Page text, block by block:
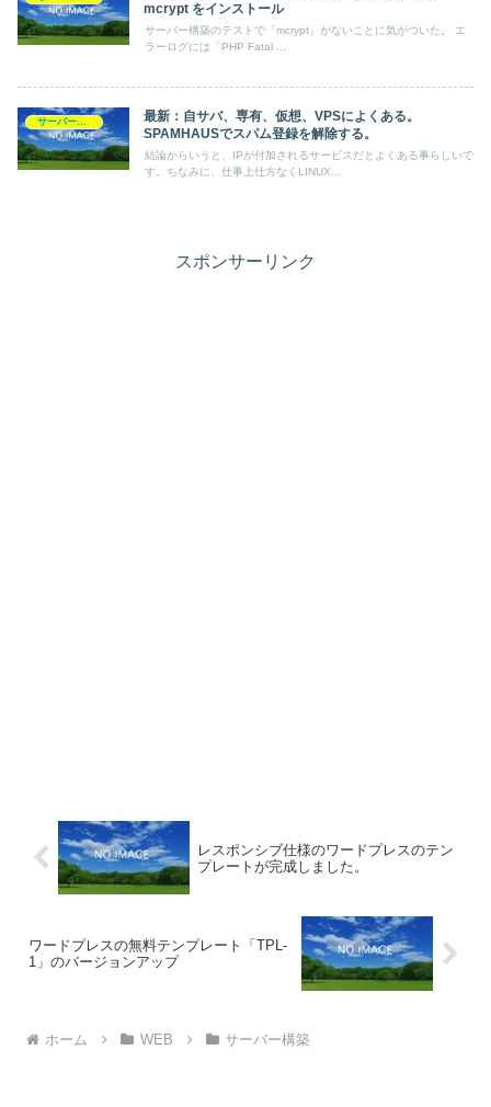
mcrypt をインストール
サーバー構築のテストで「mcrypt」がないことに気がついた。 エ
ラーログには「PHP Fatal ...
最新：自サバ、専有、仮想、VPSによくある。
SPAMHAUSでスパム登録を解除する。
結論からいうと、IPが付加されるサービスだとよくある事らしいで
す。ちなみに、仕事上仕方なくLINUX...
スポンサーリンク
レスポンシブ仕様のワードプレスのテン
プレートが完成しました。
ワードプレスの無料テンプレート「TPL-
1」のバージョンアップ
ホーム WEB サーバー構築